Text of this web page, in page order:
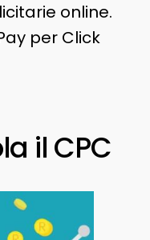
online.
per Click
il CPC